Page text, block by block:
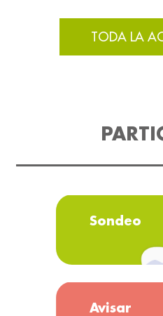
TODA LA
Sondeo
Avisar